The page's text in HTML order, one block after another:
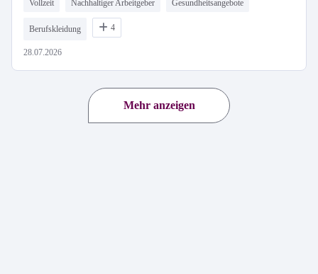
Vollzeit Nachhaltiger Arbeitgeber Gesundheitsangebote
Berufskleidung 4
28.07.2026
Mehr anzeigen